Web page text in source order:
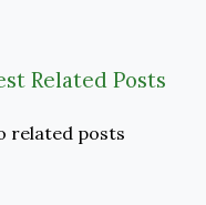
Related Posts
related posts